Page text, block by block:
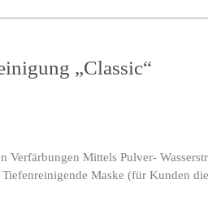
„Classic“
Verfärbungen Mittels Pulver-
Maske (für Kunden